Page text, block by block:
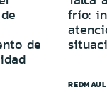
de
frío: